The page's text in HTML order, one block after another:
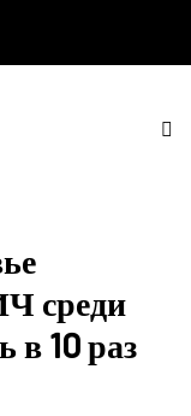
среди
в 10 раз